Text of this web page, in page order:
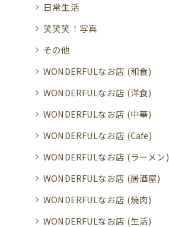
日常生活
笑笑笑！写真
その他
WONDERFULなお店 (和食)
WONDERFULなお店 (洋食)
WONDERFULなお店 (中華)
WONDERFULなお店 (Cafe)
WONDERFULなお店 (ラーメン)
WONDERFULなお店 (居酒屋)
WONDERFULなお店 (焼肉)
WONDERFULなお店 (生活)